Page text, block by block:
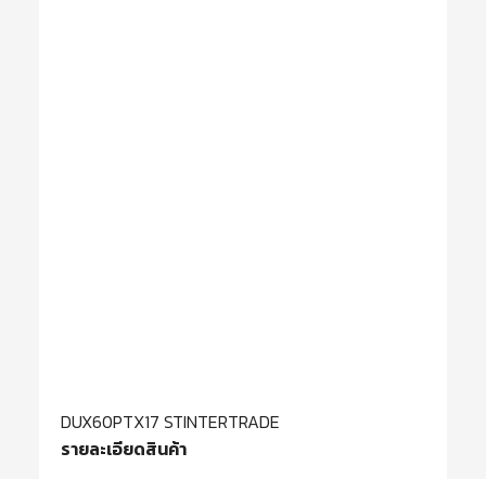
DUX60PTX17 STINTERTRADE
รายละเอียดสินค้า